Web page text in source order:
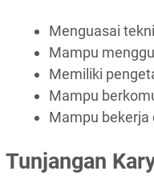
Menguasai
Mampu
Memiliki
Mampu
Mampu bekerja
Tunjangan